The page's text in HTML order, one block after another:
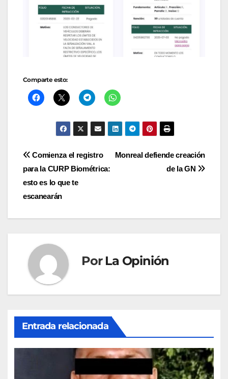
Comparte esto:
Navegación
de
entradas
Monreal defiende creación
de la GN
Comienza el registro
para la CURP Biométrica:
esto es lo que te
escanearán
Por La Opinión
Entrada relacionada